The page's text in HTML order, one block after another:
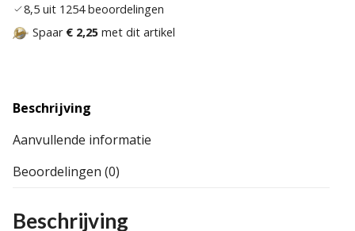
8,5 uit 1254 beoordelingen
Spaar € 2,25 met dit artikel
Beschrijving
Aanvullende informatie
Beoordelingen (0)
Beschrijving